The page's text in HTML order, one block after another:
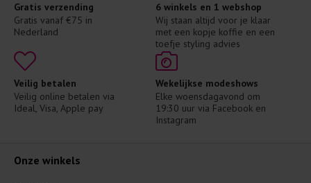
Gratis verzending
Gratis vanaf €75 in
Nederland
6 winkels en 1 webshop
Wij staan altijd voor je klaar
met een kopje koffie en een
toefje styling advies
Veilig betalen
Veilig online betalen via
Ideal, Visa, Apple pay
Wekelijkse modeshows
Elke woensdagavond om
19:30 uur via Facebook en
Instagram
Onze winkels